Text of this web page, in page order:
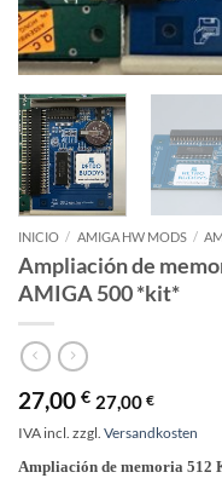
INICIO / AMIGA HW MODS /
Ampliación de
AMIGA 500 *kit*
27,00 € 27,00 €
IVA incl. zzgl. Versandkosten
Ampliación de memoria 512